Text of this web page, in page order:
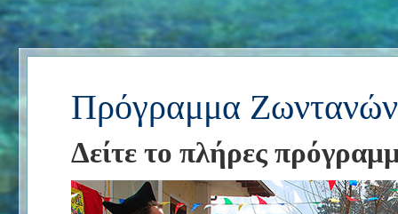
Πρόγραμμα
Δείτε το πλήρες